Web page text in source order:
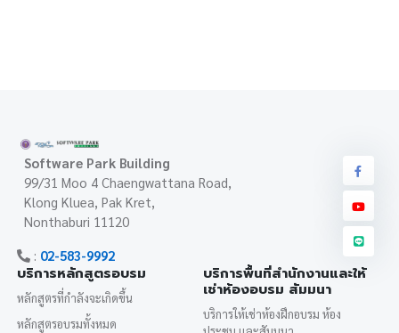
Software Park Building
99/31 Moo 4 Chaengwattana Road,
Klong Kluea, Pak Kret,
Nonthaburi 11120
: 02-583-9992
บริการหลักสูตรอบรม
หลักสูตรที่กำลังจะเกิดขึ้น
หลักสูตรอบรมทั้งหมด
บริการพื้นที่สำนักงานและให้
เช่าห้องอบรม สัมมนา
บริการให้เช่าห้องฝึกอบรม ห้อง